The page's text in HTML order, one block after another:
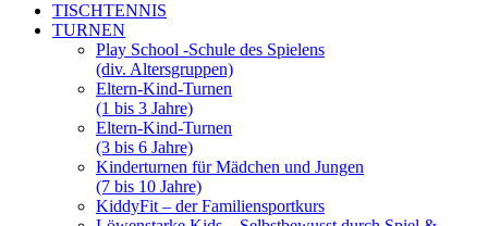
TISCHTENNIS
TURNEN
Play School -Schule des Spielens
(div. Altersgruppen)
Eltern-Kind-Turnen
(1 bis 3 Jahre)
Eltern-Kind-Turnen
(3 bis 6 Jahre)
Kinderturnen für Mädchen und Jungen
(7 bis 10 Jahre)
KiddyFit – der Familiensportkurs